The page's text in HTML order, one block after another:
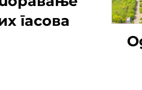
гасова